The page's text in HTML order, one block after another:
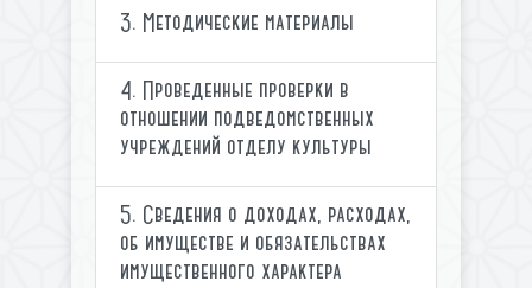
3. Методические материалы
4. Проведенные проверки в
отношении подведомственных
учреждений отделу культуры
5. Сведения о доходах, расходах,
об имуществе и обязательствах
имущественного характера